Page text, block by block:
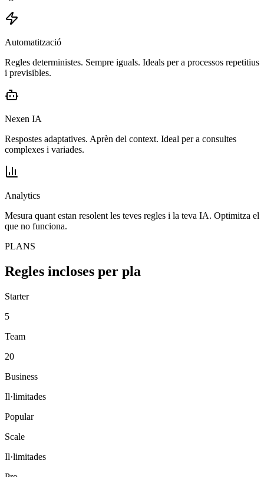
Automatització
Regles deterministes. Sempre iguals. Ideals per a processos repetitius
i previsibles.
Nexen IA
Respostes adaptatives. Aprèn del context. Ideal per a consultes
complexes i variades.
Analytics
Mesura quant estan resolent les teves regles i la teva IA. Optimitza el
que no funciona.
PLANS
Regles incloses per pla
Starter
5
Team
20
Business
Il·limitades
Popular
Scale
Il·limitades